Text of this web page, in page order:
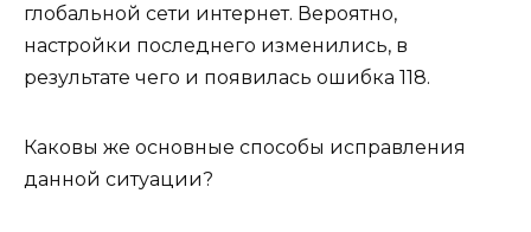
глобальной сети интернет. Вероятно,
настройки последнего изменились, в
результате чего и появилась ошибка 118.
Каковы же основные способы исправления
данной ситуации?